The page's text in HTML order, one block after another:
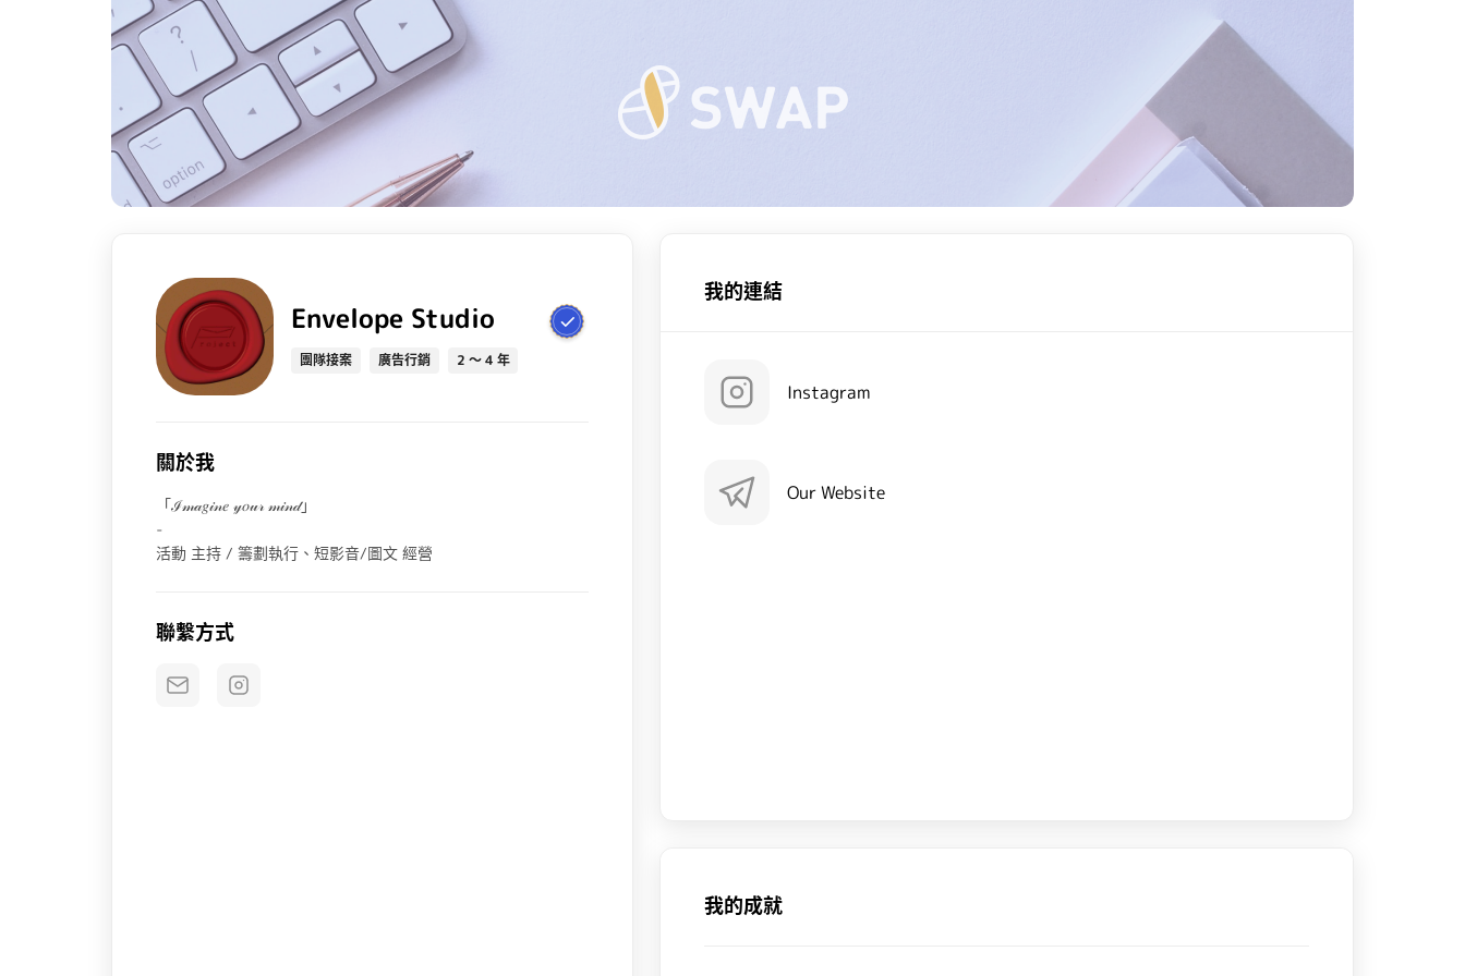
Envelope Studio
團隊接案 廣告行銷 2 ～ 4 年
關於我
「ℐ𝓂𝒶𝑔𝒾𝓃𝑒 𝓎𝑜𝓊𝓇 𝓂𝒾𝓃𝒹」
-
活動 主持 / 籌劃執行、短影音/圖文 經營
聯繫方式
我的連結
Instagram
Our Website
我的成就